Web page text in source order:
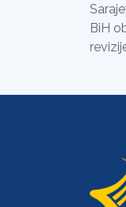
BiH